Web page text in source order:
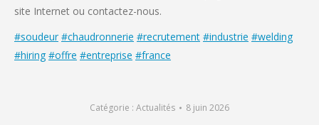
site Internet ou contactez-nous.
#soudeur #chaudronnerie #recrutement #industrie #welding
#hiring #offre #entreprise #france
Catégorie : Actualités 8 juin 2026